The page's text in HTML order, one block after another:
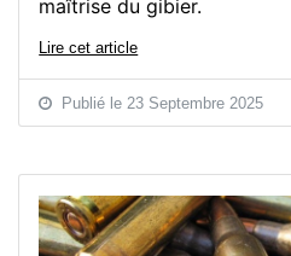
maîtrise du gibier.
Lire cet article
Publié le 23 Septembre 2025